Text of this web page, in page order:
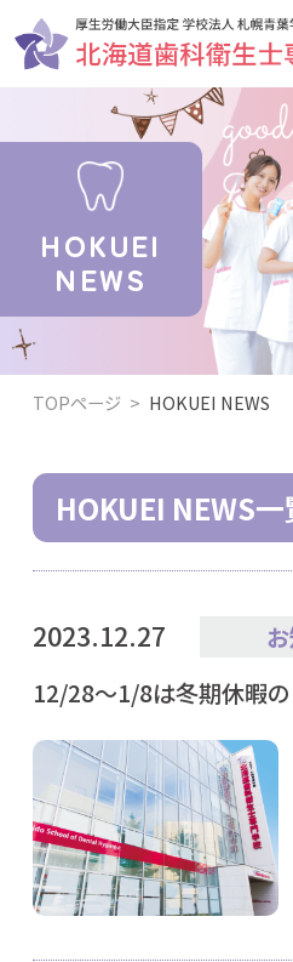
HOKUEI
NEWS
TOPページ > HOKUEI NEWS
HOKUEI NEWS一
2023.12.27
12/28～1/8は冬期休暇の